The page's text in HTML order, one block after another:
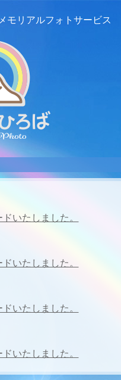
メモリアルフォトサービス
いたしました。
いたしました。
いたしました。
いたしました。